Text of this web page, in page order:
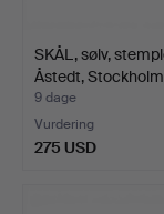
SKÅL, sølv,
Åstedt,
9 dage
Vurdering
275 USD